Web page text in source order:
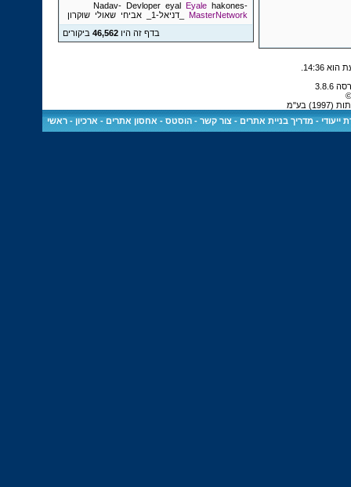
-Nadav-
Devloper eyal Eyale hakones
MasterNetwork
_דניאל-1_ אביחי שאולי
שוקרון
בדף זה היו46,562 ביקורים
14:36
בע"מ
ייעודי -מדריך בניית אתרים -צור קשר -הוסטס - אחסון אתרים - ארכיון -ראשי